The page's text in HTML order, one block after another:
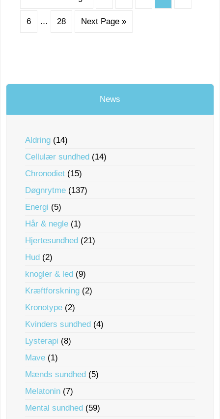
6 … 28 Next Page »
News
Aldring (14)
Cellulær sundhed (14)
Chronodiet (15)
Døgnrytme (137)
Energi (5)
Hår & negle (1)
Hjertesundhed (21)
Hud (2)
knogler & led (9)
Kræftforskning (2)
Kronotype (2)
Kvinders sundhed (4)
Lysterapi (8)
Mave (1)
Mænds sundhed (5)
Melatonin (7)
Mental sundhed (59)